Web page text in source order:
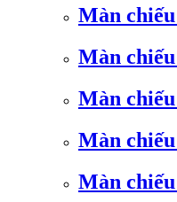
Màn
Màn
Màn
Màn
Màn